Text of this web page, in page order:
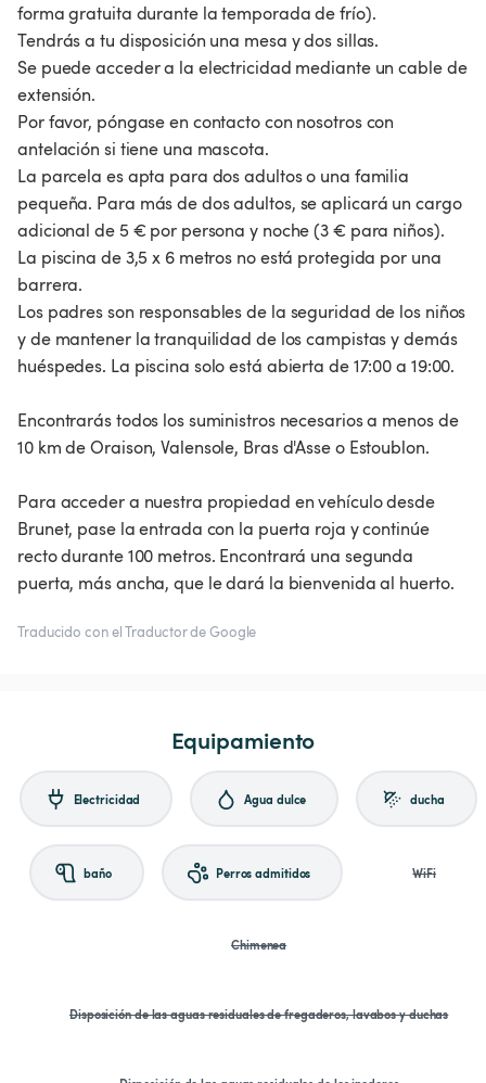
forma gratuita durante la temporada de frío).
Tendrás a tu disposición una mesa y dos sillas.
Se puede acceder a la electricidad mediante un cable de
extensión.
Por favor, póngase en contacto con nosotros con
antelación si tiene una mascota.
La parcela es apta para dos adultos o una familia
pequeña. Para más de dos adultos, se aplicará un cargo
adicional de 5 € por persona y noche (3 € para niños).
La piscina de 3,5 x 6 metros no está protegida por una
barrera.
Los padres son responsables de la seguridad de los niños
y de mantener la tranquilidad de los campistas y demás
huéspedes. La piscina solo está abierta de 17:00 a 19:00.
Encontrarás todos los suministros necesarios a menos de
10 km de Oraison, Valensole, Bras d'Asse o Estoublon.
Para acceder a nuestra propiedad en vehículo desde
Brunet, pase la entrada con la puerta roja y continúe
recto durante 100 metros. Encontrará una segunda
puerta, más ancha, que le dará la bienvenida al huerto.
Traducido con el Traductor de Google
Equipamiento
Electricidad Agua dulce ducha
baño Perros admitidos WiFi
Chimenea
Disposición de las aguas residuales de fregaderos, lavabos y duchas